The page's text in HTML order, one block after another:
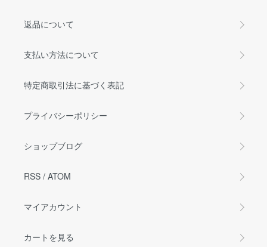
返品について
支払い方法について
特定商取引法に基づく表記
プライバシーポリシー
ショップブログ
RSS / ATOM
マイアカウント
カートを見る